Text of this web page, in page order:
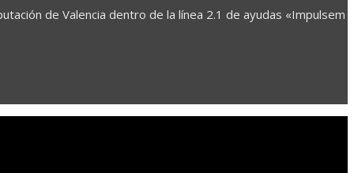
de Valencia dentro de la línea 2.1 de ayudas «Impulsem